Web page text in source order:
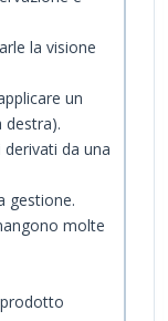
la visione
un
destra).
da una
gestione.
molte